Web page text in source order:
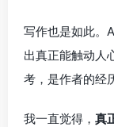
写作也是如此。
出真正能触动人
考，是作者的经
我一直觉得， 真